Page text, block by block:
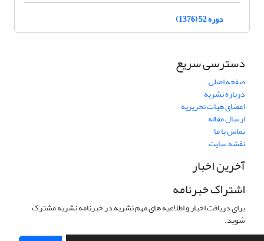
دوره 52 (1376)
دسترسی سریع
صفحه اصلی
درباره نشریه
اعضای هیات تحریریه
ارسال مقاله
تماس با ما
نقشه سایت
آخرین اخبار
اشتراک خبرنامه
برای دریافت اخبار و اطلاعیه های مهم نشریه در خبرنامه نشریه مشترک
شوید.